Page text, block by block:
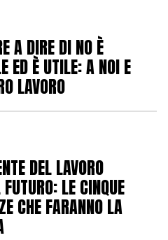
A DIRE DI NO È
ED È UTILE: A NOI E
LAVORO
DEL LAVORO
LE CINQUE
CHE FARANNO LA